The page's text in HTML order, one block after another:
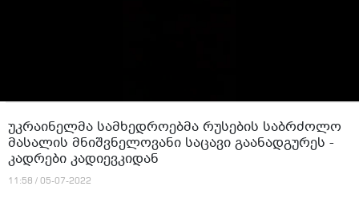
უკრაინელმა სამხედროებმა რუსების საბრძოლო
მასალის მნიშვნელოვანი საცავი გაანადგურეს -
კადრები კადიევკიდან
11:58 / 05-07-2022